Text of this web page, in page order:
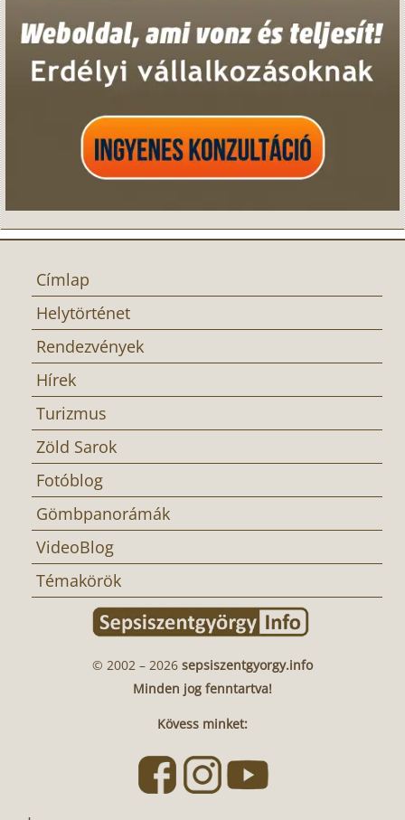
Címlap
Helytörténet
Rendezvények
Hírek
Turizmus
Zöld Sarok
Fotóblog
Gömbpanorámák
VideoBlog
Témakörök
© 2002 – 2026 sepsiszentgyorgy.info
Minden jog fenntartva!
Kövess minket: